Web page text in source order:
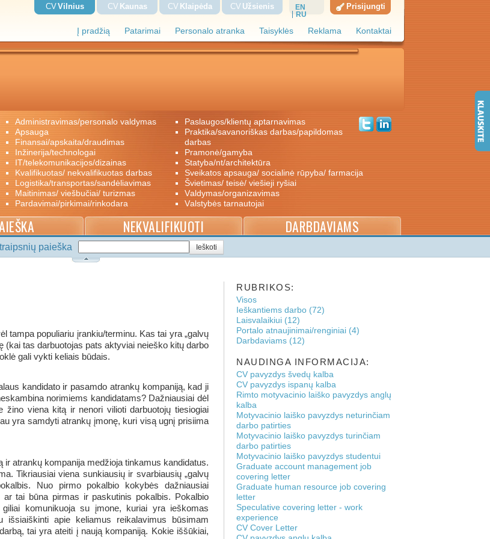
Į pradžią Patarimai Personalo atranka Taisyklės Reklama Kontaktai
CVVilnius CV Kaunas CV Klaipėda CV Užsienis
EN
RU
Prisijungti
administravimas/personalo valdymas
apsauga
finansai/apskaita/draudimas
inžinerija/technologai
IT/telekomunikacijos/dizainas
kvalifikuotas/ nekvalifikuotas darbas
logistika/transportas/sandėliavimas
maitinimas/ viešbučiai/ turizmas
pardavimai/pirkimai/rinkodara
paslaugos/klientų aptarnavimas
praktika/savanoriškas darbas/papildomas
darbas
pramonė/gamyba
statyba/nt/architektūra
sveikatos apsauga/ socialinė rūpyba/ farmacija
švietimas/ teisė/ viešieji ryšiai
valdymas/organizavimas
valstybės tarnautojai
NEKVALIFIKUOTI DARBDAVIAMS
paieška
tampa populiariu įrankiu/terminu. Kas tai yra „galvų
(kai tas darbuotojas pats aktyviai neieško kitų darbo
gali vykti keliais būdais.
kandidato ir pasamdo atrankų kompaniją, kad ji
norimiems kandidatams? Dažniausiai dėl
viena kitą ir nenori vilioti darbuotojų tiesiogiai
yra samdyti atrankų įmonę, kuri visą ugnį prisiima
atrankų kompanija medžioja tinkamus kandidatus.
Tikriausiai viena sunkiausių ir svarbiausių „galvų
Nuo pirmo pokalbio kokybės dažniausiai
ar tai būna pirmas ir paskutinis pokalbis. Pokalbio
komunikuoja su įmone, kuriai yra ieškomas
apie keliamus reikalavimus būsimam
tai yra ateiti į naują kompaniją. Kokie iššūkiai,
RUBRIKOS:
Visos
Ieškantiems darbo (72)
Laisvalaikiui (12)
Portalo atnaujinimai/renginiai (4)
Darbdaviams (12)
NAUDINGA INFORMACIJA:
CV pavyzdys švedų kalba
CV pavyzdys ispanų kalba
Rimto motyvacinio laiško pavyzdys anglų
kalba
Motyvacinio laiško pavyzdys neturinčiam
darbo patirties
Motyvacinio laiško pavyzdys turinčiam
darbo patirties
Motyvacinio laiško pavyzdys studentui
Graduate account management job
covering letter
Graduate human resource job covering
letter
Speculative covering letter - work
experience
CV Cover Letter